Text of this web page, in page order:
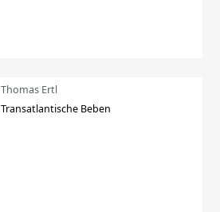
Thomas Ertl
Transatlantische Beben